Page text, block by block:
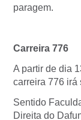
paragem.
Carreira 776
A partir de dia
carreira 776 irá
Sentido
Direita do